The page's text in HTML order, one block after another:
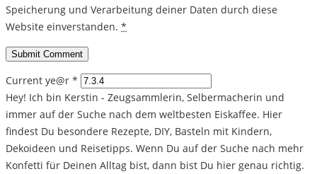
Speicherung und Verarbeitung deiner Daten durch diese
Website einverstanden. *
Current ye@r *
Hey! Ich bin Kerstin - Zeugsammlerin, Selbermacherin und
immer auf der Suche nach dem weltbesten Eiskaffee. Hier
findest Du besondere Rezepte, DIY, Basteln mit Kindern,
Dekoideen und Reisetipps. Wenn Du auf der Suche nach mehr
Konfetti für Deinen Alltag bist, dann bist Du hier genau richtig.